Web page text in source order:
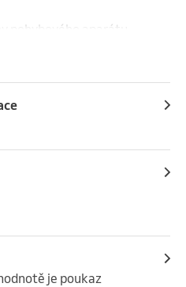
často ženy řeknou:
pohybového aparátu.
je poukaz